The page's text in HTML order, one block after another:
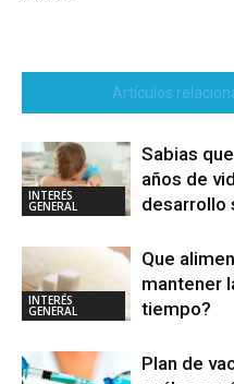
Artículos
INTERÉS
GENERAL
Sabias
años de
desarrollo
INTERÉS
GENERAL
Que
mantener
tiempo?
Plan de